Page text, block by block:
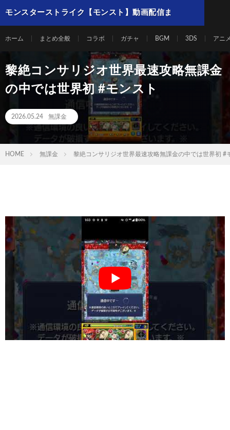
モンスターストライク【モンスト】動画配信ま
ホーム まとめ全般 コラボ ガチャ BGM 3DS アニ
黎絶コンサリジオ世界最速攻略無課金
の中では世界初 #モンスト
2026.05.24 無課金
HOME 無課金 黎絶コンサリジオ世界最速攻略無課金の中では世界初 #